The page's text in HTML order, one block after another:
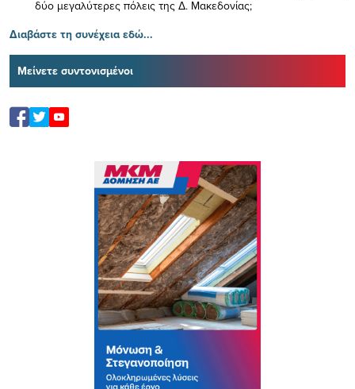
δύο μεγαλύτερες πόλεις της Δ. Μακεδονίας;
Διαβάστε τη συνέχεια εδώ...
Μείνετε συντονισμένοι